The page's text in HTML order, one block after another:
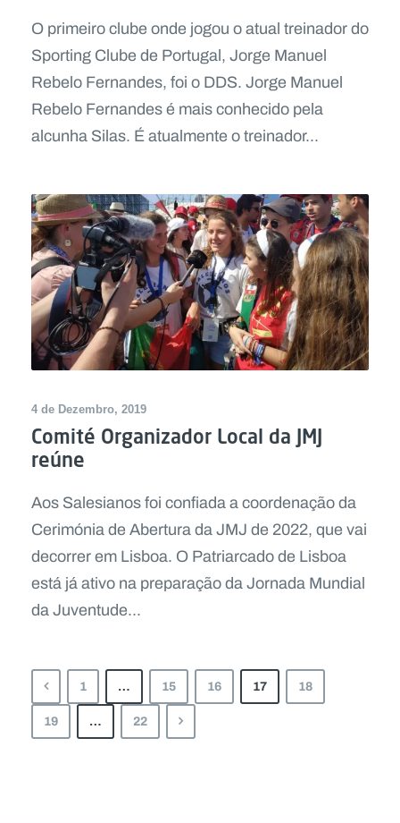
O primeiro clube onde jogou o atual treinador do
Sporting Clube de Portugal, Jorge Manuel
Rebelo Fernandes, foi o DDS. Jorge Manuel
Rebelo Fernandes é mais conhecido pela
alcunha Silas. É atualmente o treinador...
4 de Dezembro, 2019
Comité Organizador Local da JMJ
reúne
Aos Salesianos foi confiada a coordenação da
Cerimónia de Abertura da JMJ de 2022, que vai
decorrer em Lisboa. O Patriarcado de Lisboa
está já ativo na preparação da Jornada Mundial
da Juventude...
1 … 15 16 17
18
19
… 22